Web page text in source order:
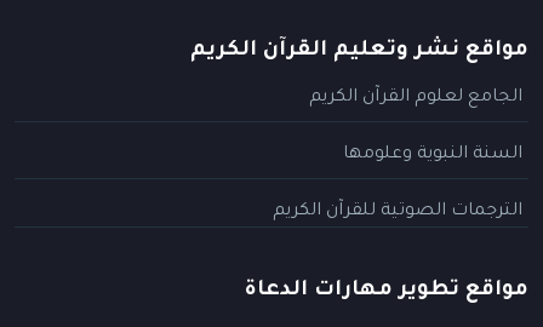
مواقع نشر وتعليم القرآن الكريم
الجامع لعلوم القرآن الكريم
السنة النبوية وعلومها
الترجمات الصوتية للقرآن الكريم
مواقع تطوير مهارات الدعاة